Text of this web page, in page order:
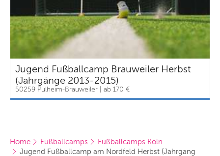
Jugend Fußballcamp Brauweiler Herbst
(Jahrgänge 2013-2015)
50259 Pulheim-Brauweiler | ab 170 €
Home Fußballcamps
Fußballcamps Köln
Jugend Fußballcamp am Nordfeld Herbst (Jahrgang